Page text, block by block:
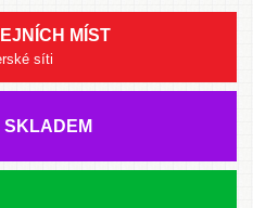
MÍST
síti
SKLADEM